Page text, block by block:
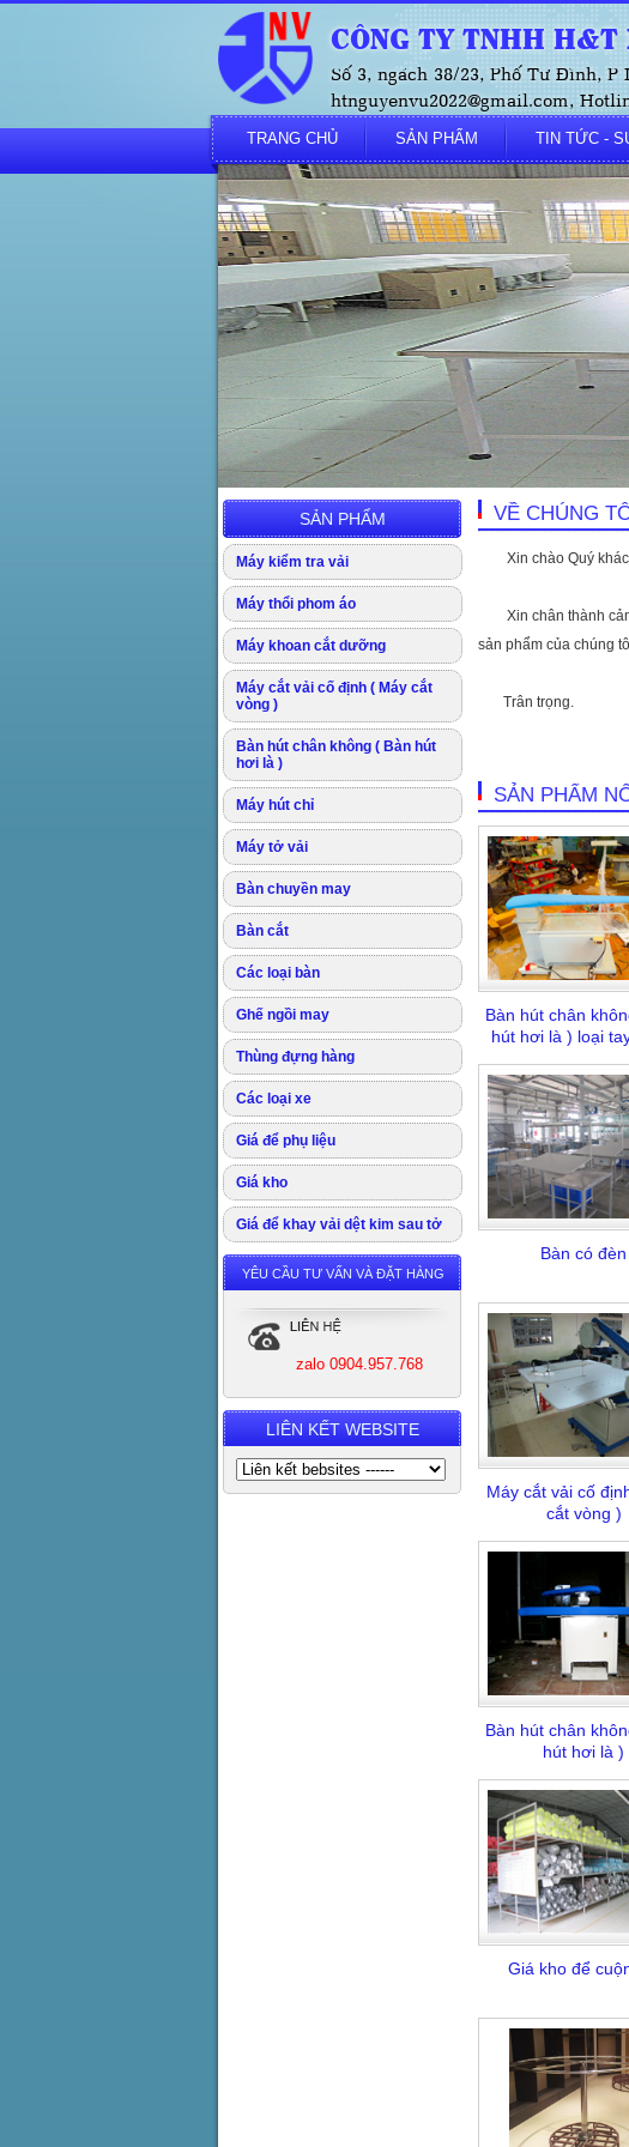
CÔNG TY TNHH H&T
Số 3, ngách 38/23, Phố Tư Đình,
htnguyenvu2022@gmail.com,
TRANG CHỦ SẢN PHẨM TIN TỨC -
SẢN PHẨM
Máy kiểm tra vải
Máy thổi phom áo
Máy khoan cắt dưỡng
Máy cắt vải cố định ( Máy cắt
vòng )
Bàn hút chân không ( Bàn hút
hơi là )
Máy hút chỉ
Máy tở vải
Bàn chuyền may
Bàn cắt
Các loại bàn
Ghế ngồi may
Thùng đựng hàng
Các loại xe
Giá để phụ liệu
Giá kho
Giá để khay vải dệt kim sau tở
YÊU CẦU TƯ VẤN VÀ ĐẶT HÀNG
zalo 0904.957.768
LIÊN KẾT WEBSITE
VỀ CHÚNG
Xin chào Quý
Xin chân thành cảm
sản phẩm của chúng
Trân trọng.
SẢN PHẨM
Bàn hút chân
hút hơi là ) loại
Bàn có đèn
Máy cắt vải cố
cắt vòng )
Bàn hút chân
hút hơi là )
Giá kho để